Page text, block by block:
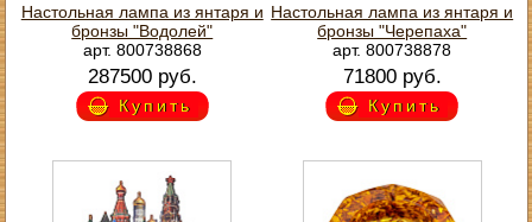
Настольная лампа из янтаря и
бронзы "Водолей"
арт. 800738868
287500 руб.
Купить
Настольная лампа из янтаря и
бронзы "Черепаха"
арт. 800738878
71800 руб.
Купить